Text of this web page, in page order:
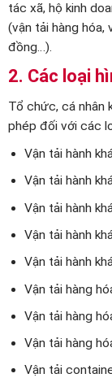
tác xã, hộ kinh
(vận tải hàng hóa,
đồng…).
2. Các loại
Tổ chức, cá nhân
phép đối với các
Vận tải hành
Vận tải hành
Vận tải hành
Vận tải hành
Vận tải hành
Vận tải hàng
Vận tải hàng
Vận tải hàng
Vận tải